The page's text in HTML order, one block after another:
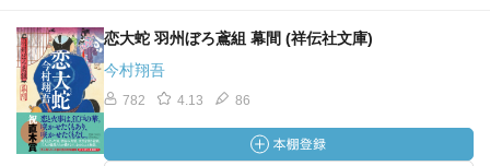
恋大蛇 羽州ぼろ鳶組 幕間 (祥伝社文庫)
今村翔吾
782 4.13 86